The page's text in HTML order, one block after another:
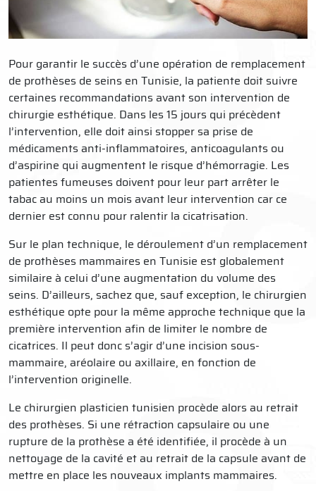
Pour garantir le succès d’une opération de remplacement
de prothèses de seins en Tunisie, la patiente doit suivre
certaines recommandations avant son intervention de
chirurgie esthétique. Dans les 15 jours qui précèdent
l’intervention, elle doit ainsi stopper sa prise de
médicaments anti-inflammatoires, anticoagulants ou
d’aspirine qui augmentent le risque d’hémorragie. Les
patientes fumeuses doivent pour leur part arrêter le
tabac au moins un mois avant leur intervention car ce
dernier est connu pour ralentir la cicatrisation.
Sur le plan technique, le déroulement d’un remplacement
de prothèses mammaires en Tunisie est globalement
similaire à celui d’une augmentation du volume des
seins. D’ailleurs, sachez que, sauf exception, le chirurgien
esthétique opte pour la même approche technique que la
première intervention afin de limiter le nombre de
cicatrices. Il peut donc s’agir d’une incision sous-
mammaire, aréolaire ou axillaire, en fonction de
l’intervention originelle.
Le chirurgien plasticien tunisien procède alors au retrait
des prothèses. Si une rétraction capsulaire ou une
rupture de la prothèse a été identifiée, il procède à un
nettoyage de la cavité et au retrait de la capsule avant de
mettre en place les nouveaux implants mammaires.